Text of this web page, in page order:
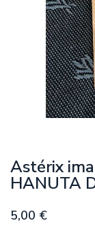
Astérix
HANUTA
5,00 €